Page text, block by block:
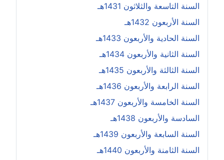
السنة التاسعة والثلاثون 1431هـ
السنة الأربعون 1432هـ
السنة الحادية والأربعون 1433هـ
السنة الثانية والأربعون 1434هـ
السنة الثالثة والأربعون 1435هـ
السنة الرابعة والأربعون 1436هـ
السنة الخامسة والأربعون 1437هـ
السادسة والأربعون 1438هـ
السنة السابعة والأربعون 1439هـ
السنة الثامنة والأربعون 1440هـ